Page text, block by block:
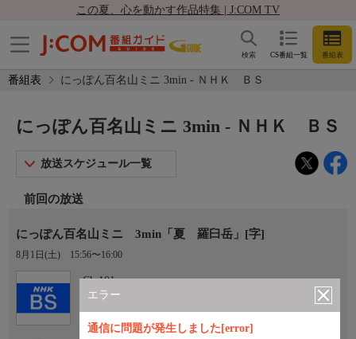
この夏、心を動かす作品特集 | J:COM TV
CS番組一覧 番組表
検索
番組表 にっぽん百名山ミニ 3min - ＮＨＫ ＢＳ
エラー
通信に問題が発生しました[error]
にっぽん百名山ミニ 3min - ＮＨＫ ＢＳ
放送スケジュール一覧
前回の放送
にっぽん百名山ミニ 3min「夏 羅臼岳」[字]
8月1日(土) 15:56〜16:00
Ch.101
ＮＨＫ ＢＳ